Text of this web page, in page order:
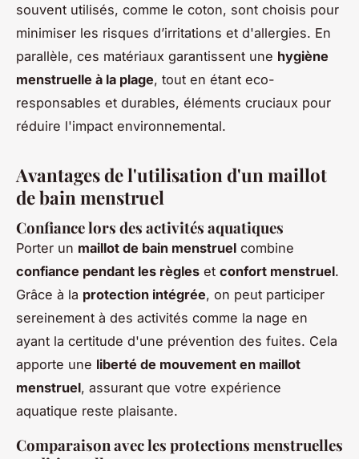
souvent utilisés, comme le coton, sont choisis pour
minimiser les risques d’irritations et d'allergies. En
parallèle, ces matériaux garantissent une hygiène
menstruelle à la plage, tout en étant eco-
responsables et durables, éléments cruciaux pour
réduire l'impact environnemental.
Avantages de l'utilisation d'un maillot
de bain menstruel
Confiance lors des activités aquatiques
Porter un maillot de bain menstruel combine
confiance pendant les règles et confort menstruel.
Grâce à la protection intégrée, on peut participer
sereinement à des activités comme la nage en
ayant la certitude d'une prévention des fuites. Cela
apporte une liberté de mouvement en maillot
menstruel, assurant que votre expérience
aquatique reste plaisante.
Comparaison avec les protections menstruelles